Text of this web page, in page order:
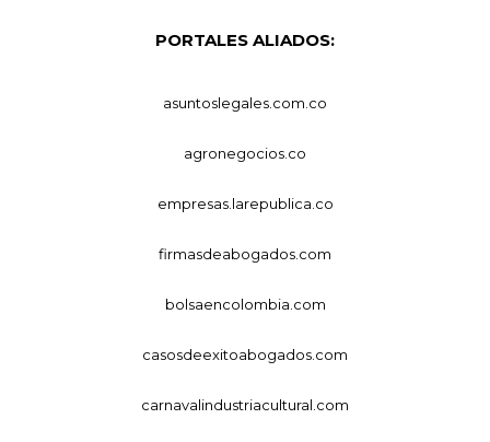
PORTALES ALIADOS:
asuntoslegales.com.co
agronegocios.co
empresas.larepublica.co
firmasdeabogados.com
bolsaencolombia.com
casosdeexitoabogados.com
carnavalindustriacultural.com